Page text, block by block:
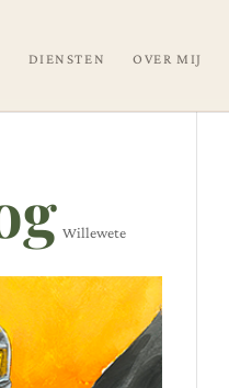
DIENSTEN OVER MIJ
Willewete